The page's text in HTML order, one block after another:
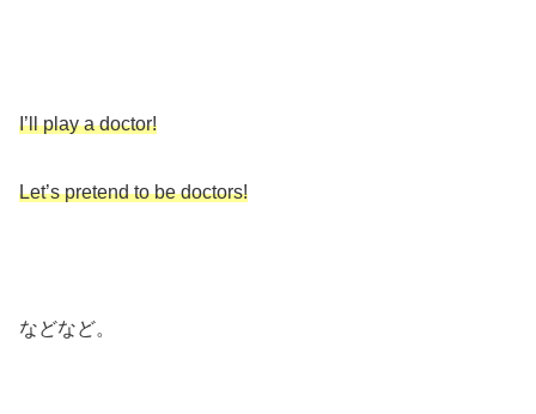
I’ll play a doctor!
Let’s pretend to be doctors!
などなど。